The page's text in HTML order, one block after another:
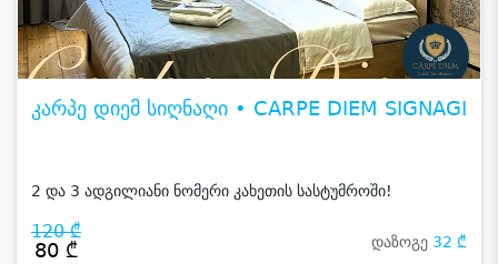
კარპე დიემ სიღნაღი • CARPE DIEM SIGNAGI
2 და 3 ადგილიანი ნომერი კახეთის სასტუმროში!
120 ₾
80 ₾ დაზოგე 32 ₾